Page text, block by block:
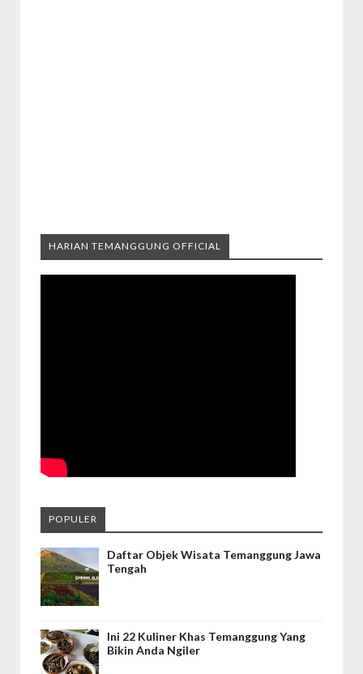
HARIAN TEMANGGUNG OFFICIAL
POPULER
Daftar Objek Wisata Temanggung Jawa
Tengah
Ini 22 Kuliner Khas Temanggung Yang
Bikin Anda Ngiler